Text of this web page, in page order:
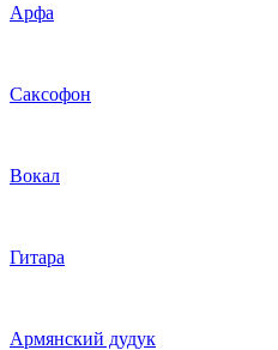
Арфа
Саксофон
Вокал
Гитара
Армянский дудук